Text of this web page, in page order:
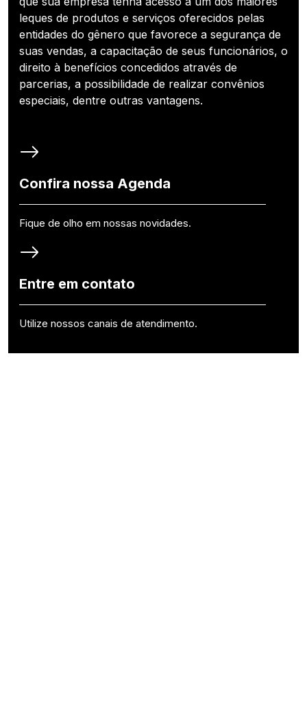
leques de produtos e serviços oferecidos pelas
entidades do gênero que favorece a segurança de
suas vendas, a capacitação de seus funcionários, o
direito à benefícios concedidos através de
parcerias, a possibilidade de realizar convênios
especiais, dentre outras vantagens.
Confira nossa Agenda
Fique de olho em nossas novidades.
Entre em contato
Utilize nossos canais de atendimento.